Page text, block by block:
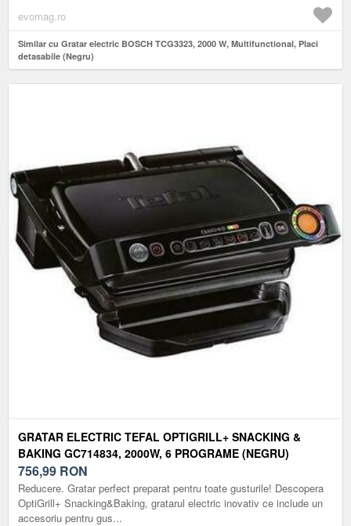
evomag.ro
Similar cu Gratar electric BOSCH TCG3323, 2000 W, Multifunctional, Placi
detasabile (Negru)
GRATAR ELECTRIC TEFAL OPTIGRILL+ SNACKING &
BAKING GC714834, 2000W, 6 PROGRAME (NEGRU)
756,99 RON
Reducere. Gratar perfect preparat pentru toate gusturile! Descopera
OptiGrill+ Snacking&Baking, gratarul electric inovativ ce include un
accesoriu pentru gus...